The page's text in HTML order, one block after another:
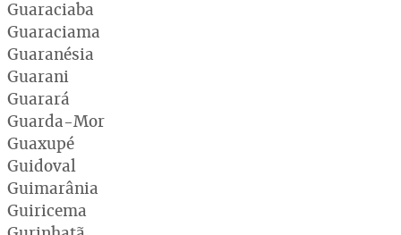
Guaraciaba
Guaraciama
Guaranésia
Guarani
Guarará
Guarda-Mor
Guaxupé
Guidoval
Guimarânia
Guiricema